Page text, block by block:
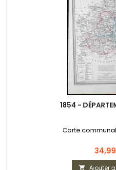
1854 -
Carte
Prix
 Ajouter